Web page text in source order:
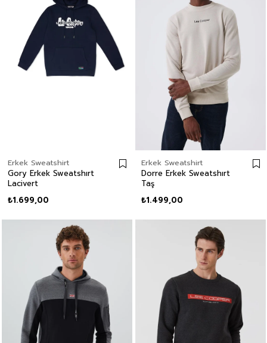
Erkek Sweatshirt
Gory Erkek Sweatshırt
Lacivert
₺1.699,00
Erkek Sweatshirt
Dorre Erkek Sweatshırt
Taş
₺1.499,00